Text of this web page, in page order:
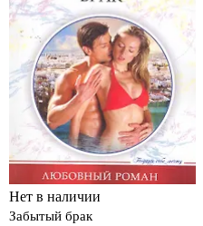
Нет в наличии
Забытый брак